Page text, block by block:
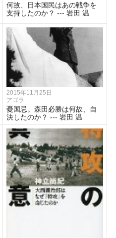
何故、日本国民はあの戦争を
支持したのか？ --- 岩田 温
2015年11月25日
アゴラ
憂国忌。森田必勝は何故、自
決したのか？ --- 岩田 温